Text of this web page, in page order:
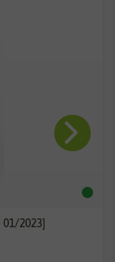
2023]